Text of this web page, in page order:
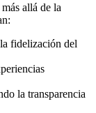
allá de la
fidelización del
la transparencia